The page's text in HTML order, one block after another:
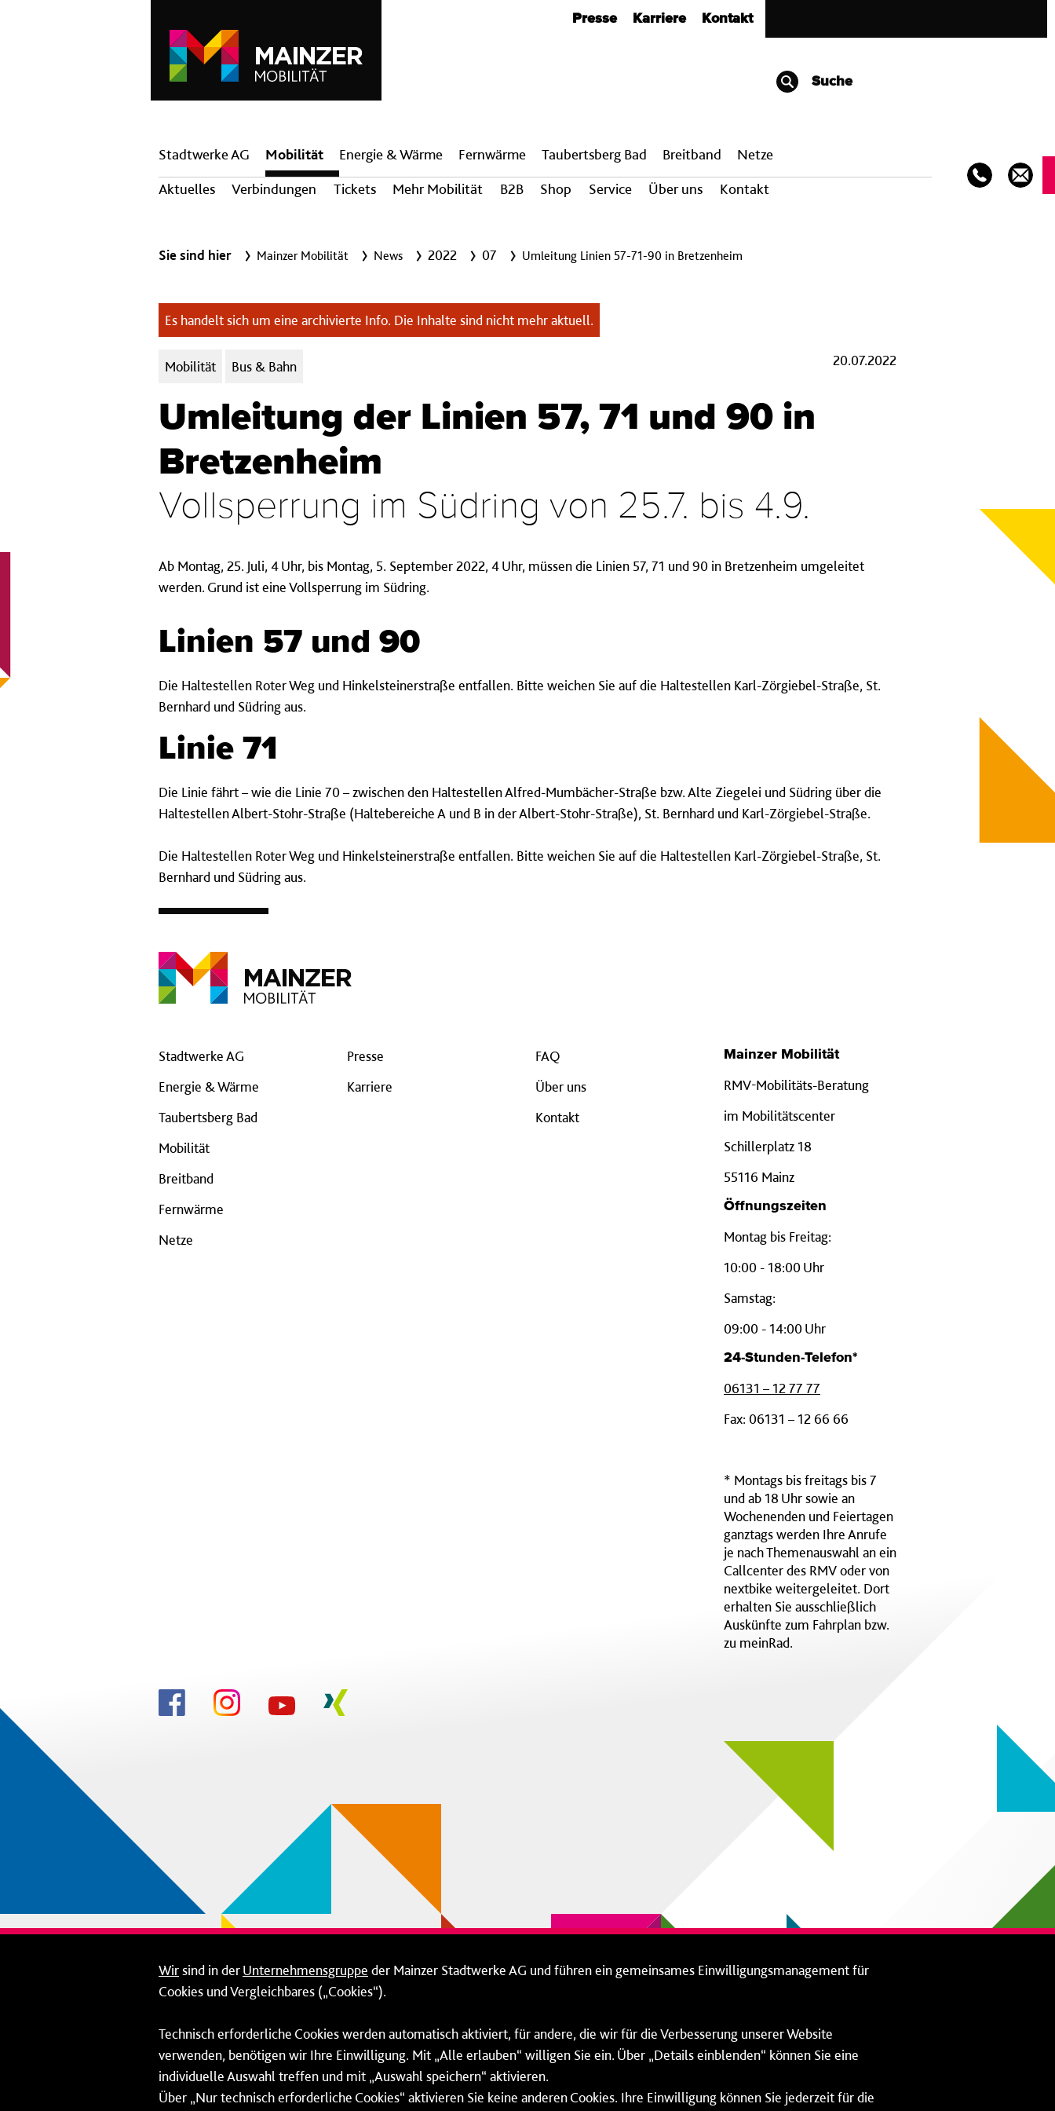
Presse Karriere Kontakt
Suche
Hauptnavigation
Stadtwerke AG
Mobilität
Aktuelles
Verbindungen Tickets Mehr Mobilität B2B Shop Service Über uns Kontakt
Energie & Wärme Fern­wärme Taubertsberg Bad Breit­band Netze
Sie sind hier Mainzer Mobilität News 2022 07 Umleitung Linien 57-71-90 in Bretzenheim
Es handelt sich um eine archivierte Info. Die Inhalte sind nicht mehr aktuell.
Kategorien:
Mobilität Bus & Bahn 20.07.2022
Umleitung der Linien 57, 71 und 90 in
Bretzenheim
Vollsperrung im Südring von 25.7. bis 4.9.
Ab Montag, 25. Juli, 4 Uhr, bis Montag, 5. September 2022, 4 Uhr, müssen die Linien 57, 71 und 90 in Bretzenheim umgeleitet
werden. Grund ist eine Vollsperrung im Südring.
Linien 57 und 90
Die Haltestellen Roter Weg und Hinkelsteinerstraße entfallen. Bitte weichen Sie auf die Haltestellen Karl-Zörgiebel-Straße, St.
Bernhard und Südring aus.
Linie 71
Die Linie fährt – wie die Linie 70 – zwischen den Haltestellen Alfred-Mumbächer-Straße bzw. Alte Ziegelei und Südring über die
Haltestellen Albert-Stohr-Straße (Haltebereiche A und B in der Albert-Stohr-Straße), St. Bernhard und Karl-Zörgiebel-Straße.
Die Haltestellen Roter Weg und Hinkelsteinerstraße entfallen. Bitte weichen Sie auf die Haltestellen Karl-Zörgiebel-Straße, St.
Bernhard und Südring aus.
Stadtwerke AG
Energie & Wärme
Taubertsberg Bad
Mobilität
Breitband
Fernwärme
Netze
Presse
Karriere
FAQ
Über uns
Kontakt
Mainzer Mobilität
RMV-Mobilitäts-Beratung
im Mobilitätscenter
Schillerplatz 18
55116 Mainz
Öffnungszeiten
Montag bis Freitag:
10:00 - 18:00 Uhr
Samstag:
09:00 - 14:00 Uhr
24-Stunden-Telefon*
06131 – 12 77 77
Fax: 06131 – 12 66 66
* Montags bis freitags bis 7
und ab 18 Uhr sowie an
Wochenenden und Feiertagen
ganztags werden Ihre Anrufe
je nach Themenauswahl an ein
Callcenter des RMV oder von
nextbike weitergeleitet. Dort
erhalten Sie ausschließlich
Auskünfte zum Fahrplan bzw.
zu meinRad.
Wirsind in derUnternehmensgruppe der Mainzer Stadtwerke AG und führen ein gemeinsames Einwilligungsmanagement für
Cookies und Vergleichbares („Cookies“).
Technisch erforderliche Cookies werden automatisch aktiviert, für andere, die wir für die Verbesserung unserer Website
verwenden, benötigen wir Ihre Einwilligung. Mit „Alle erlauben“ willigen Sie ein. Über „Details einblenden“ können Sie eine
individuelle Auswahl treffen und mit „Auswahl speichern“ aktivieren.
Über „Nur technisch erforderliche Cookies“ aktivieren Sie keine anderen Cookies. Ihre Einwilligung können Sie jederzeit für die